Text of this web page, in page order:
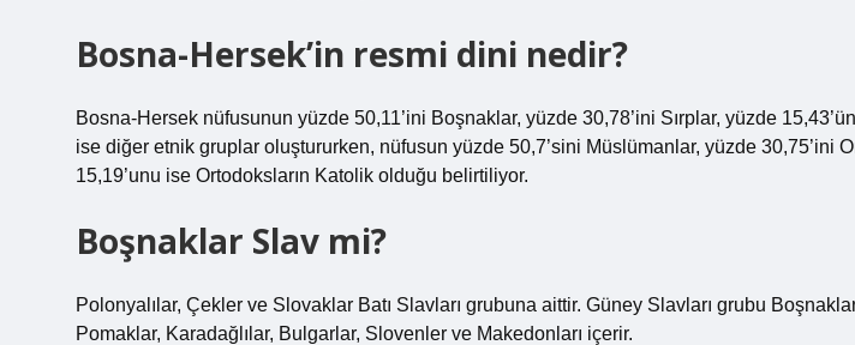
Bosna-Hersek’in resmi dini nedir?
Bosna-Hersek nüfusunun yüzde 50,11’ini Boşnaklar, yüzde 30,78’ini Sırplar, yüzde
ise diğer etnik gruplar oluştururken, nüfusun yüzde 50,7’sini Müslümanlar, yüzde 30,75’ini
15,19’unu ise Ortodoksların Katolik olduğu belirtiliyor.
Boşnaklar Slav mi?
Polonyalılar, Çekler ve Slovaklar Batı Slavları grubuna aittir. Güney Slavları grubu
Pomaklar, Karadağlılar, Bulgarlar, Slovenler ve Makedonları içerir.